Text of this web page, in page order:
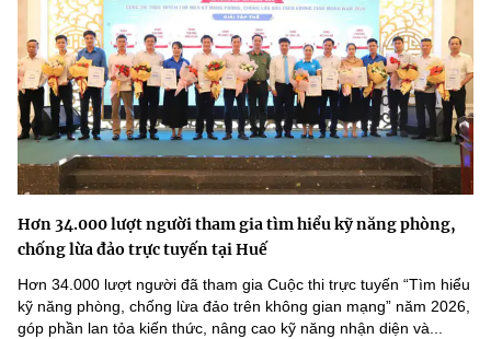
Hơn 34.000 lượt người tham gia tìm hiểu kỹ năng phòng,
chống lừa đảo trực tuyến tại Huế
Hơn 34.000 lượt người đã tham gia Cuộc thi trực tuyến “Tìm hiểu
kỹ năng phòng, chống lừa đảo trên không gian mạng” năm 2026,
góp phần lan tỏa kiến thức, nâng cao kỹ năng nhận diện và...